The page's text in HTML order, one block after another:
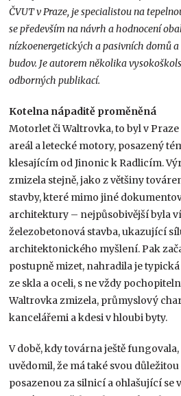
ČVUT v Praze, je specialistou na
se především na návrh a hodnocení
nízkoenergetických a pasivních domů
budov. Je autorem několika
odborných publikací.
Kotelna nápaditě proměněná
Motorlet či Waltrovka, to byl v
areál a letecké motory, posazený
klesajícím od Jinonic k Radlicím.
zmizela stejně, jako z většiny
stavby, které mimo jiné
architektury – nejpůsobivější byla
železobetonová stavba, ukazující
architektonického myšlení. Pak
postupně mizet, nahradila je
ze skla a oceli, s ne vždy
Waltrovka zmizela, průmyslový
kancelářemi a kdesi v hloubi byty.
V době, kdy továrna ještě
uvědomil, že má také svou
posazenou za silnicí a ohlašující se